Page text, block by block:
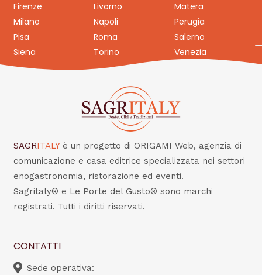
Firenze
Livorno
Matera
Milano
Napoli
Perugia
Pisa
Roma
Salerno
Siena
Torino Venezia
SAGRITALY è un progetto di ORIGAMI Web, agenzia di
comunicazione e casa editrice specializzata nei settori
enogastronomia, ristorazione ed eventi.
Sagritaly® e Le Porte del Gusto® sono marchi
registrati. Tutti i diritti riservati.
CONTATTI
Sede operativa: